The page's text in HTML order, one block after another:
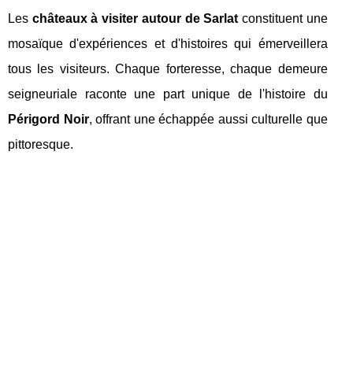
Les châteaux à visiter autour de Sarlat constituent une
mosaïque d'expériences et d'histoires qui émerveillera
tous les visiteurs. Chaque forteresse, chaque demeure
seigneuriale raconte une part unique de l'histoire du
Périgord Noir, offrant une échappée aussi culturelle que
pittoresque.